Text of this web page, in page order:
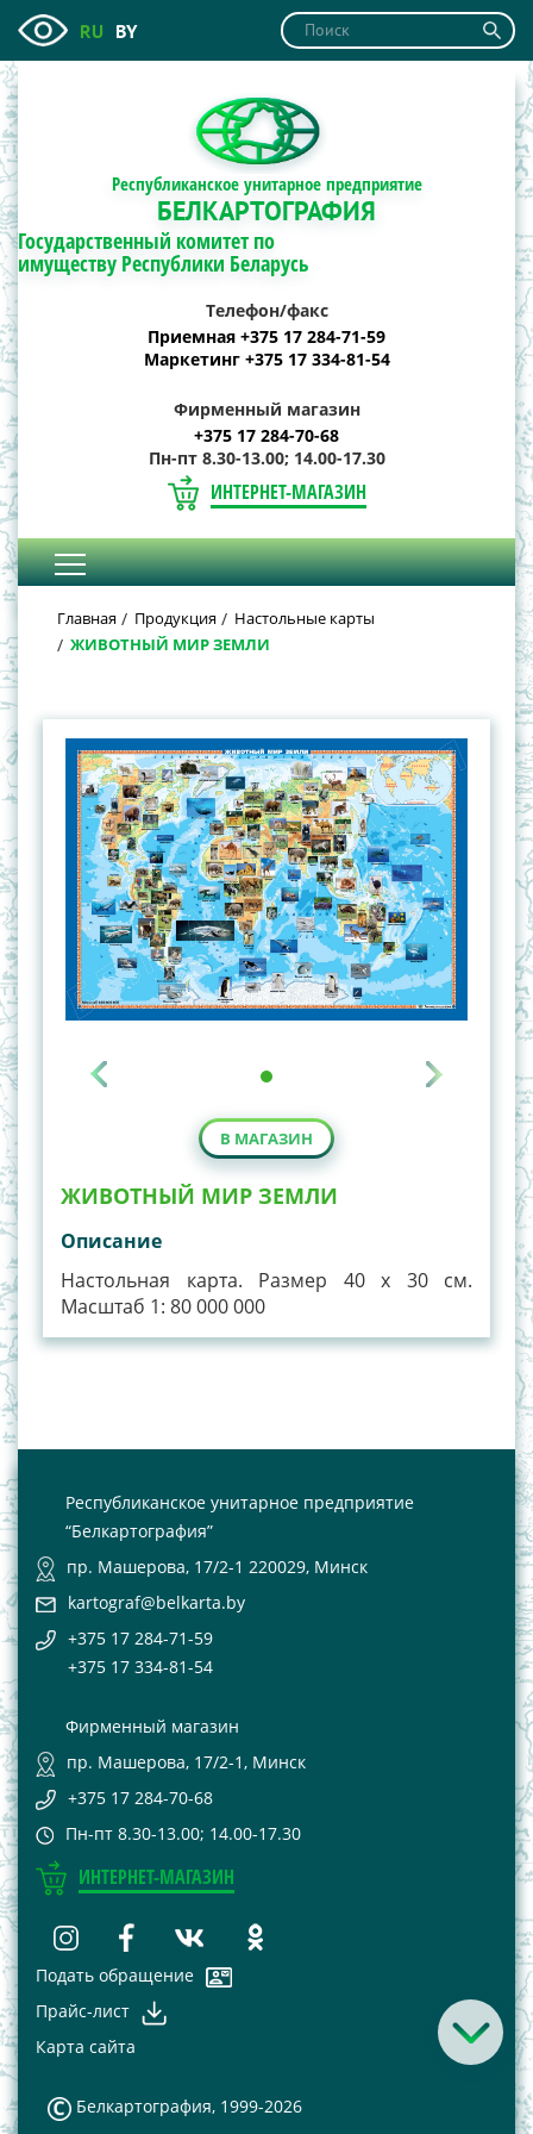
RU BY
Республиканское унитарное предприятие
БЕЛКАРТОГРАФИЯ
Государственный комитет по
имуществу Республики Беларусь
Телефон/факс
Приемная +375 17 284-71-59
Маркетинг +375 17 334-81-54
Фирменный магазин
+375 17 284-70-68
Пн-пт 8.30-13.00; 14.00-17.30
ИНТЕРНЕТ-МАГАЗИН
Главная Продукция
Настольные карты
ЖИВОТНЫЙ МИР ЗЕМЛИ
В МАГАЗИН
ЖИВОТНЫЙ МИР ЗЕМЛИ
Описание
Настольная карта. Размер 40 х 30 см.
Масштаб 1: 80 000 000
Республиканское унитарное предприятие
“Белкартография”
пр. Машерова, 17/2-1 220029, Минск
kartograf@belkarta.by
+375 17 284-71-59
+375 17 334-81-54
Фирменный магазин
пр. Машерова, 17/2-1, Минск
+375 17 284-70-68
Пн-пт 8.30-13.00; 14.00-17.30
ИНТЕРНЕТ-МАГАЗИН
Подать обращение
Прайс-лист
Карта сайта
Белкартография, 1999-2026